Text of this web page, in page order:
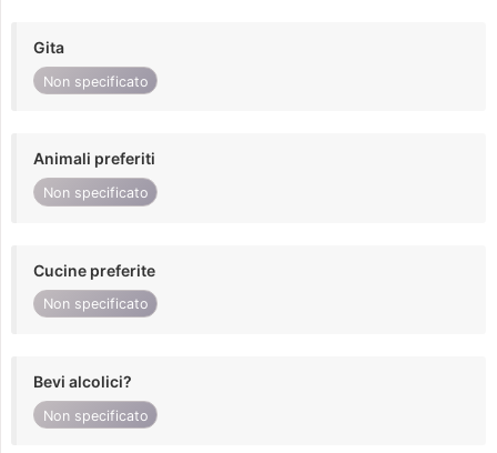
Gita
Non specificato
Animali preferiti
Non specificato
Cucine preferite
Non specificato
Bevi alcolici?
Non specificato